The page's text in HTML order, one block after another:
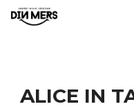
ALICE IN